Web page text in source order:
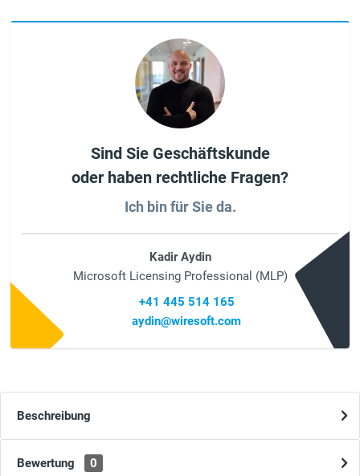
Sind Sie Geschäftskunde
oder haben rechtliche Fragen?
Ich bin für Sie da.
Kadir Aydin
Microsoft Licensing Professional (MLP)
+41 445 514 165
aydin@wiresoft.com
Beschreibung
Bewertung 0